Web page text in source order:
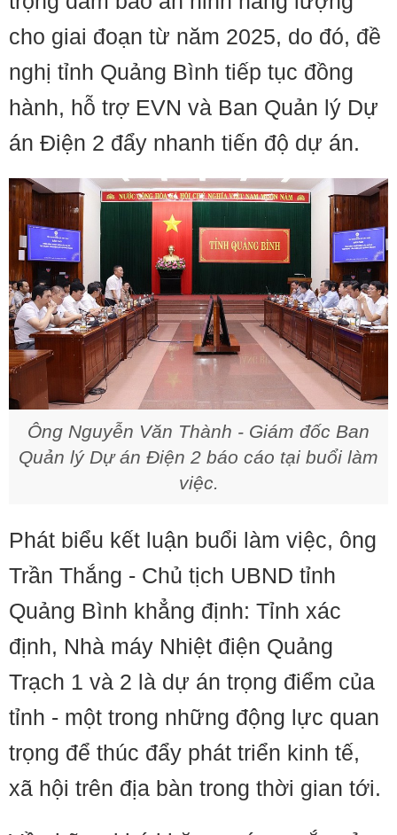
cho giai đoạn từ năm 2025, do đó, đề
nghị tỉnh Quảng Bình tiếp tục đồng
hành, hỗ trợ EVN và Ban Quản lý Dự
án Điện 2 đẩy nhanh tiến độ dự án.
Ông Nguyễn Văn Thành - Giám đốc Ban
Quản lý Dự án Điện 2 báo cáo tại buổi làm
việc.
Phát biểu kết luận buổi làm việc, ông
Trần Thắng - Chủ tịch UBND tỉnh
Quảng Bình khẳng định: Tỉnh xác
định, Nhà máy Nhiệt điện Quảng
Trạch 1 và 2 là dự án trọng điểm của
tỉnh - một trong những động lực quan
trọng để thúc đẩy phát triển kinh tế,
xã hội trên địa bàn trong thời gian tới.